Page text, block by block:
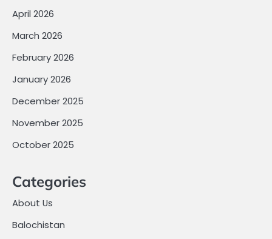
April 2026
March 2026
February 2026
January 2026
December 2025
November 2025
October 2025
Categories
About Us
Balochistan